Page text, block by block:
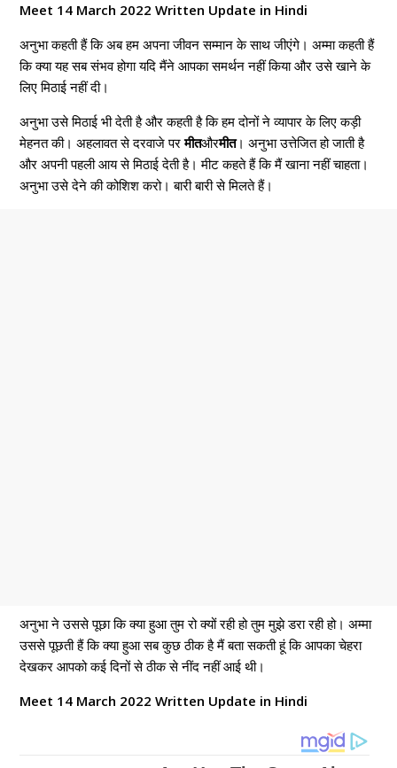
Meet 14 March 2022 Written Update in Hindi
अनुभा कहती हैं कि अब हम अपना जीवन सम्मान के साथ जीएंगे। अम्मा कहती हैं
कि क्या यह सब संभव होगा यदि मैंने आपका समर्थन नहीं किया और उसे खाने के
लिए मिठाई नहीं दी।
अनुभा उसे मिठाई भी देती है और कहती है कि हम दोनों ने व्यापार के लिए कड़ी
मेहनत की। अहलावत से दरवाजे परमीतऔरमीत। अनुभा उत्तेजित हो जाती है
और अपनी पहली आय से मिठाई देती है। मीट कहते हैं कि मैं खाना नहीं चाहता।
अनुभा उसे देने की कोशिश करो। बारी बारी से मिलते हैं।
अनुभा ने उससे पूछा कि क्या हुआ तुम रो क्यों रही हो तुम मुझे डरा रही हो। अम्मा
उससे पूछती हैं कि क्या हुआ सब कुछ ठीक है मैं बता सकती हूं कि आपका चेहरा
देखकर आपको कई दिनों से ठीक से नींद नहीं आई थी।
Meet 14 March 2022 Written Update in Hindi